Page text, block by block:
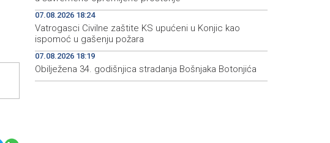
07.08.2026 18:24
Vatrogasci Civilne zaštite KS upućeni u Konjic kao
ispomoć u gašenju požara
07.08.2026 18:19
Obilježena 34. godišnjica stradanja Bošnjaka Botonjića